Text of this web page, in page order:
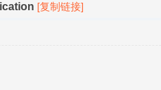
[复制链接]